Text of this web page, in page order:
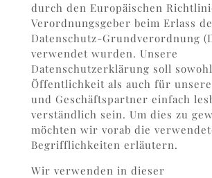
durch den Europäischen
Verordnungsgeber beim Erlass
Datenschutz-Grundverordnung
verwendet wurden. Unsere
Datenschutzerklärung soll
Öffentlichkeit als auch für
und Geschäftspartner einfach
verständlich sein. Um dies zu
möchten wir vorab die
Begrifflichkeiten erläutern.
Wir verwenden in dieser